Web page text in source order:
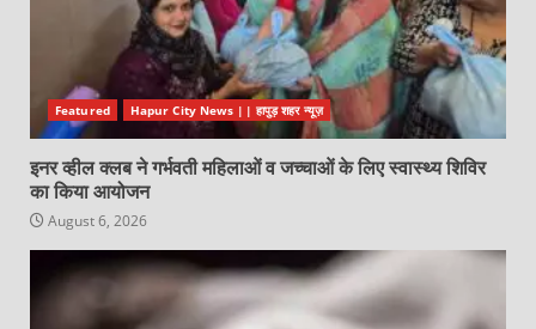
Featured Hapur City News || हापुड़ शहर न्यूज़
इनर व्हील क्लब ने गर्भवती महिलाओं व जच्चाओं के लिए स्वास्थ्य शिविर
का किया आयोजन
August 6, 2026